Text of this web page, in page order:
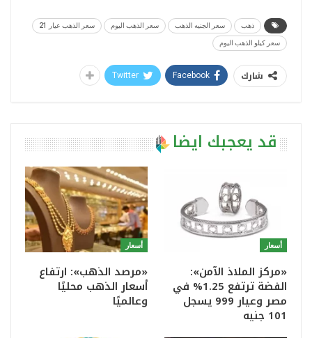
ذهب سعر الجنيه الذهب سعر الذهب اليوم سعر الذهب عيار 21
سعر كيلو الذهب اليوم
شارك Facebook
Twitter
قد يعجبك ايضا
أسعار
«مركز الملاذ الآمن»:
الفضة ترتفع 1.25% في
مصر وعيار 999 يسجل
101 جنيه
أسعار
«مرصد الذهب»: ارتفاع
أسعار الذهب محليًا
وعالميًا